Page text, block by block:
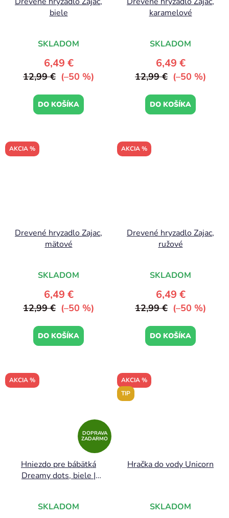
biele
SKLADOM
6,49 €
12,99 € (–50 %)
DO KOŠÍKA
karamelové
SKLADOM
6,49 €
12,99 € (–50 %)
DO KOŠÍKA
AKCIA %
Drevené hryzadlo Zajac,
mätové
SKLADOM
6,49 €
12,99 € (–50 %)
DO KOŠÍKA
AKCIA %
Drevené hryzadlo Zajac,
ružové
SKLADOM
6,49 €
12,99 € (–50 %)
DO KOŠÍKA
AKCIA %
DOPRAVA
ZADARMO
Hniezdo pre bábätká
Dreamy dots, biele |
SKLADOM
AKCIA %
TIP
Hračka do vody Unicorn
SKLADOM